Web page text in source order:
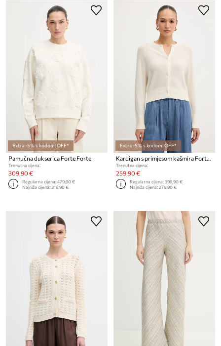
Extra -5% s kodom: OFF*
Pamučna dukserica Forte Forte
Trenutna cijena:
309,90 €
Regularna cijena:479,90 €
Najniža cijena:319,90 €
Extra -5% s kodom: OFF*
Trenutna cijena:
259,90 €
Regularna cijena:399,90 €
Najniža cijena:279,90 €